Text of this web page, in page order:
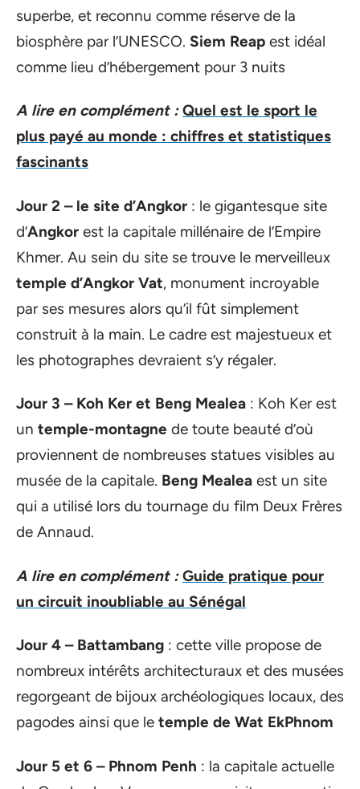
superbe, et reconnu comme réserve de la
biosphère par l’UNESCO. Siem Reap est idéal
comme lieu d’hébergement pour 3 nuits
A lire en complément : Quel est le sport le
plus payé au monde : chiffres et statistiques
fascinants
Jour 2 – le site d’Angkor : le gigantesque site
d’Angkor est la capitale millénaire de l’Empire
Khmer. Au sein du site se trouve le merveilleux
temple d’Angkor Vat, monument incroyable
par ses mesures alors qu’il fût simplement
construit à la main. Le cadre est majestueux et
les photographes devraient s’y régaler.
Jour 3 – Koh Ker et Beng Mealea : Koh Ker est
un temple-montagne de toute beauté d’où
proviennent de nombreuses statues visibles au
musée de la capitale. Beng Mealea est un site
qui a utilisé lors du tournage du film Deux Frères
de Annaud.
A lire en complément : Guide pratique pour
un circuit inoubliable au Sénégal
Jour 4 – Battambang : cette ville propose de
nombreux intérêts architecturaux et des musées
regorgeant de bijoux archéologiques locaux, des
pagodes ainsi que le temple de Wat EkPhnom
Jour 5 et 6 – Phnom Penh : la capitale actuelle